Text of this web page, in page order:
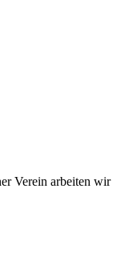
Verein arbeiten wir